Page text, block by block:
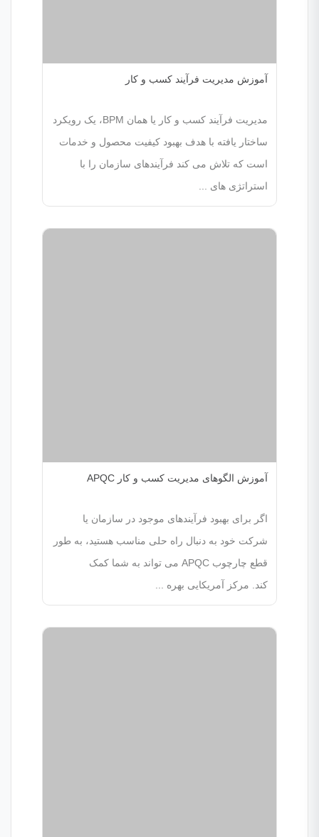
آموزش مدیریت فرآیند کسب و کار
مدیریت فرآیند کسب و کار یا همان BPM، یک رویکرد
ساختار یافته با هدف بهبود کیفیت محصول و خدمات
است که تلاش می کند فرآیندهای سازمان را با
استراتژی های ...
آموزش الگوهای مدیریت کسب و کار APQC
اگر برای بهبود فرآیندهای موجود در سازمان یا
شرکت خود به دنبال راه حلی مناسب هستید، به طور
قطع چارچوب APQC می تواند به شما کمک
کند. مرکز آمریکایی بهره ...